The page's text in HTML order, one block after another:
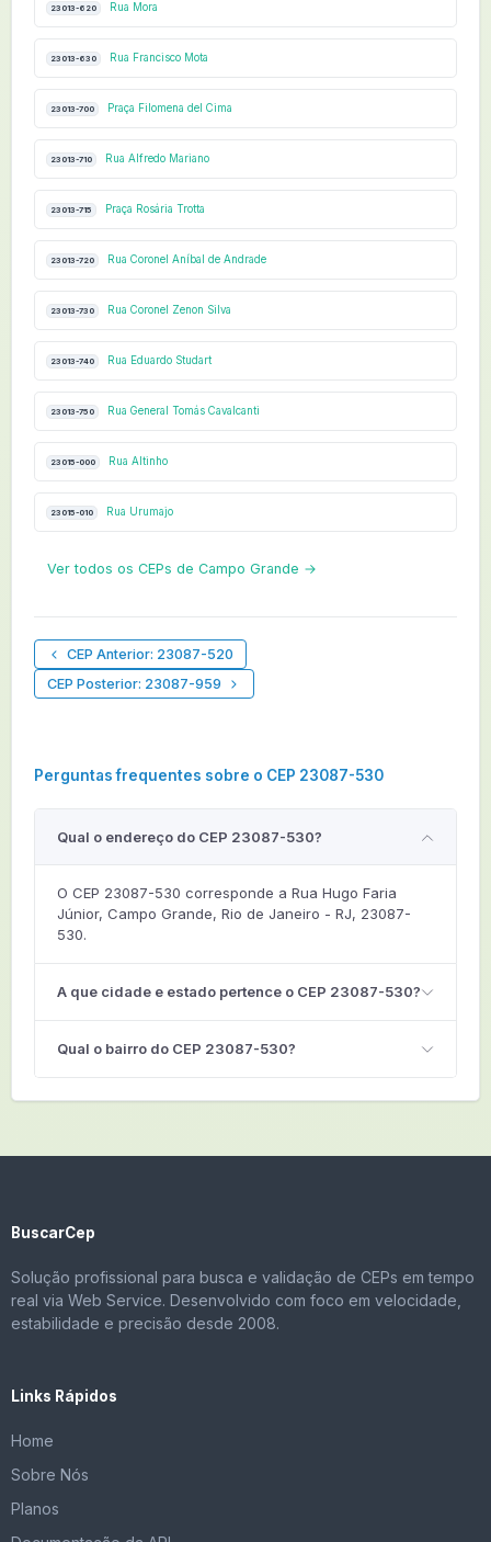
23013-620 Rua Mora
23013-630 Rua Francisco Mota
23013-700 Praça Filomena del Cima
23013-710 Rua Alfredo Mariano
23013-715 Praça Rosária Trotta
23013-720 Rua Coronel Aníbal de Andrade
23013-730 Rua Coronel Zenon Silva
23013-740 Rua Eduardo Studart
23013-750 Rua General Tomás Cavalcanti
23015-000 Rua Altinho
23015-010 Rua Urumajo
Ver todos os CEPs de Campo Grande →
CEP Anterior: 23087-520
CEP Posterior: 23087-959
Perguntas frequentes sobre o CEP 23087-530
Qual o endereço do CEP 23087-530?
O CEP 23087-530 corresponde a Rua Hugo Faria
Júnior, Campo Grande, Rio de Janeiro - RJ, 23087-
530.
A que cidade e estado pertence o CEP 23087-530?
Qual o bairro do CEP 23087-530?
BuscarCep
Solução profissional para busca e validação de CEPs em tempo
real via Web Service. Desenvolvido com foco em velocidade,
estabilidade e precisão desde 2008.
Links Rápidos
Home
Sobre Nós
Planos